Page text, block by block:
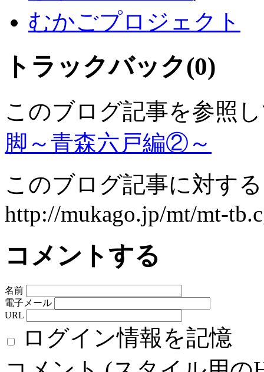
むかごプロジェクト
トラックバック(0)
このブログ記事を参照
脚～青森六戸編②～
このブログ記事に対す
http://mukago.jp/mt/mt-
コメントする
名前
電子メール
URL
ログイン情報を記憶